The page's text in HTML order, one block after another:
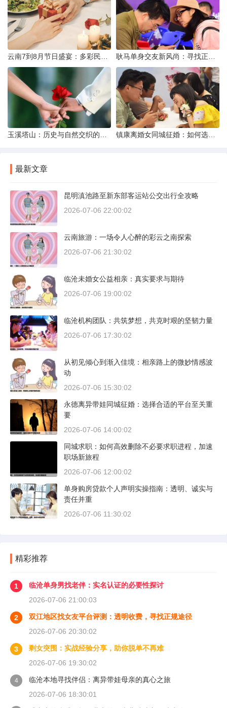
最新文章
昆明滇池路至新东部客运站公交出行全攻略
2026-07-06 22:00:02
云南旅游：一场令人心醉的彩云之南探索
2026-07-06 21:30:02
临沧未婚女公益相亲：真实要求与期待
2026-07-06 19:00:02
临沧机构团队：共筑梦想，共克时艰的坚韧力量
2026-07-06 17:30:02
从初见倾心到渐入佳境：相亲路上的微妙情感波
动
2026-07-06 15:30:02
永德离异带娃同城征婚：选择合适的平台至关重
要
2026-07-06 14:00:02
同城求职：如何高效删除不必要求职进程，加速
职场新旅程
2026-07-06 12:00:02
单身购房贷款个人声明实操指南：透明、诚实与
责任并重
2026-07-06 11:30:02
精彩推荐
1
临沧单身男找老伴：实名认证的必要性探讨
2026-07-06 21:00:03
2
双江地区找女友平台评测：透明收费，寻找正规途径
2026-07-06 20:30:02
3
剩女突围：实战经验分享，助你脱单不再难
2026-07-06 19:30:02
4
临沧本地寻找伴侣：离异带娃母亲的真心之旅
2026-07-06 18:30:01